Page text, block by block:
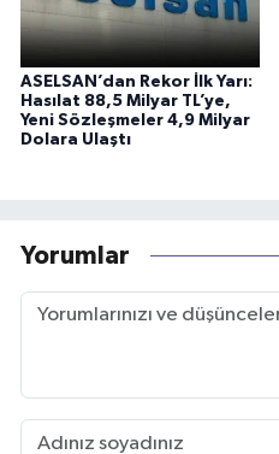
ASELSAN’dan Rekor İlk Yarı:
Hasılat 88,5 Milyar TL’ye,
Yeni Sözleşmeler 4,9 Milyar
Dolara Ulaştı
Yorumlar